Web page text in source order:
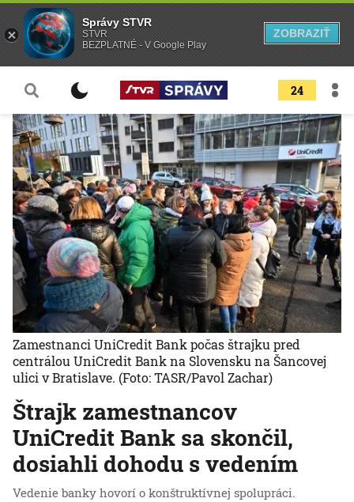
24
Štrajk zamestnancov
UniCredit Bank sa skončil,
dosiahli dohodu s vedením
Vedenie banky hovorí o konštruktívnej spolupráci.
Zamestnanci UniCredit Bank počas štrajku pred
centrálou UniCredit Bank na Slovensku na Šancovej
ulici v Bratislave. (Foto: TASR/Pavol Zachar)
Správy STVR
STVR
BEZPLATNÉ - V Google Play
ZOBRAZIŤ